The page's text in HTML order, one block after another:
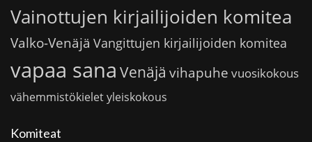
Vainottujen kirjailijoiden komitea
Valko-Venäjä Vangittujen kirjailijoiden komitea
vapaa sana Venäjä vihapuhe vuosikokous
vähemmistökieletyleiskokous
Komiteat